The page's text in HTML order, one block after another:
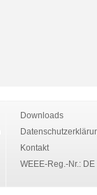
Downloads
Kontakt
WEEE-Reg.-Nr.: